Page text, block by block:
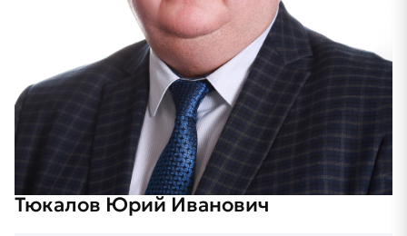
Тюкалов Юрий Иванович